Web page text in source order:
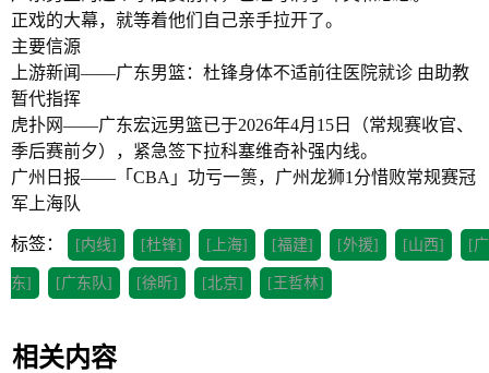
正戏的大幕，就等着他们自己亲手拉开了。
主要信源
上游新闻——广东男篮：杜锋身体不适前往医院就诊 由助教
暂代指挥
虎扑网——广东宏远男篮已于2026年4月15日（常规赛收官、
季后赛前夕），紧急签下拉科塞维奇补强内线。
广州日报——「CBA」功亏一篑，广州龙狮1分惜败常规赛冠
军上海队
标签： [内线] [杜锋] [上海] [福建] [外援] [山西] [广
东] [广东队] [徐昕] [北京] [王哲林]
相关内容